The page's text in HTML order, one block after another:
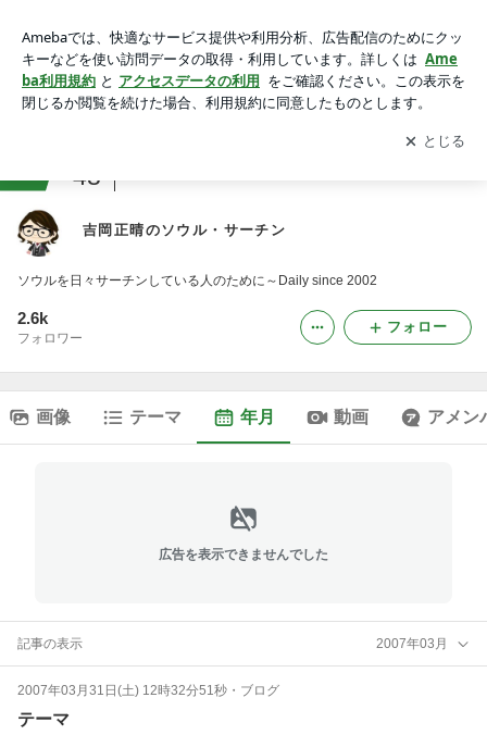
アプリをダウンロードして ブログの更新通知
を受け取りまし
ょう。
開く
48
吉岡正晴のソウル・サーチン
ソウルを日々サーチンしている人のために～Daily since 2002
2.6k
フォロワー
フォロー
画像 テーマ 年月 動画 アメン
広告を表示できませんでした
記事の表示 2007年03月
2007年03月31日(土) 12時32分51秒 ・ ブログ
テーマ